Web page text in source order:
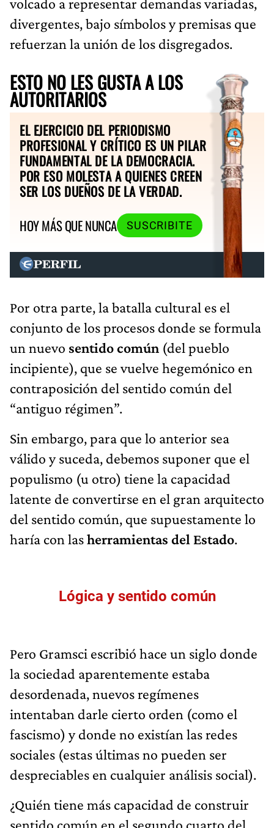
volcado a representar demandas variadas,
divergentes, bajo símbolos y premisas que
refuerzan la unión de los disgregados.
ESTO NO LES GUSTA A LOS
AUTORITARIOS
EL EJERCICIO DEL PERIODISMO
PROFESIONAL Y CRÍTICO ES UN PILAR
FUNDAMENTAL DE LA DEMOCRACIA.
POR ESO MOLESTA A QUIENES CREEN
SER LOS DUEÑOS DE LA VERDAD.
HOY MÁS QUE NUNCA
SUSCRIBITE
Por otra parte, la batalla cultural es el
conjunto de los procesos donde se formula
un nuevo sentido común (del pueblo
incipiente), que se vuelve hegemónico en
contraposición del sentido común del
“antiguo régimen”.
Sin embargo, para que lo anterior sea
válido y suceda, debemos suponer que el
populismo (u otro) tiene la capacidad
latente de convertirse en el gran arquitecto
del sentido común, que supuestamente lo
haría con lasherramientas del Estado.
Lógica y sentido común
Pero Gramsci escribió hace un siglo donde
la sociedad aparentemente estaba
desordenada, nuevos regímenes
intentaban darle cierto orden (como el
fascismo) y donde no existían las redes
sociales (estas últimas no pueden ser
despreciables en cualquier análisis social).
¿Quién tiene más capacidad de construir
sentido común en el segundo cuarto del